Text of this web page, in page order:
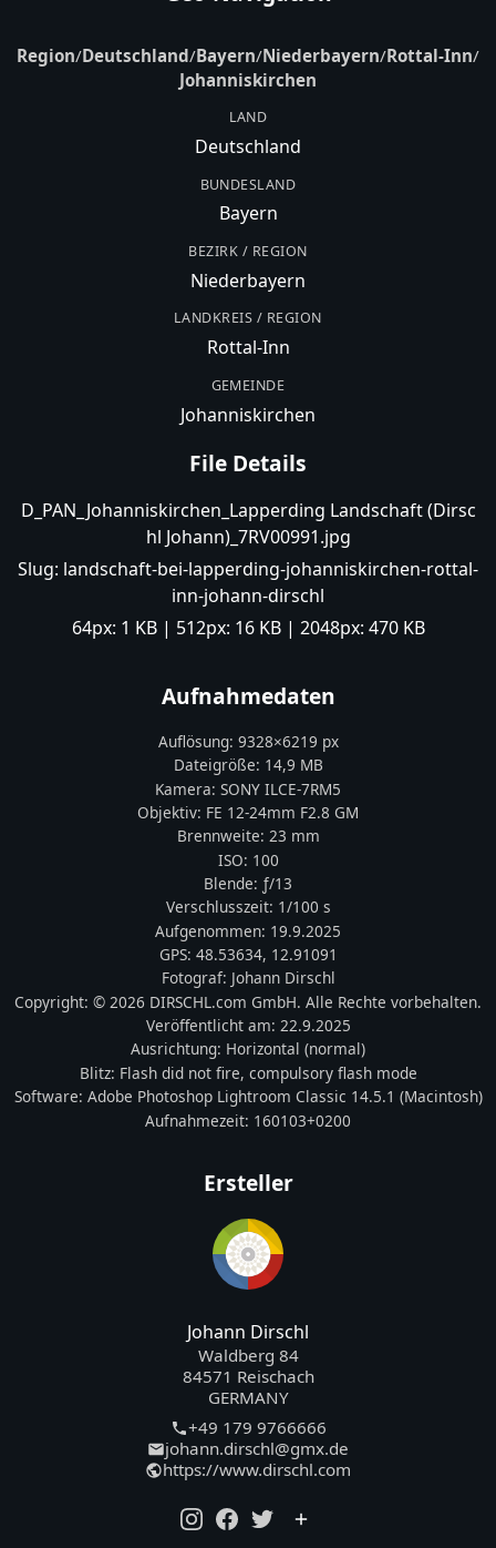
Region/Deutschland/Bayern/Niederbayern/Rottal-Inn/
Johanniskirchen
LAND
Deutschland
BUNDESLAND
Bayern
BEZIRK / REGION
Niederbayern
LANDKREIS / REGION
Rottal-Inn
GEMEINDE
Johanniskirchen
File Details
D_PAN_Johanniskirchen_Lapperding Landschaft (Dirsc
hl Johann)_7RV00991.jpg
Slug: landschaft-bei-lapperding-johanniskirchen-rottal-
inn-johann-dirschl
64px: 1 KB| 512px: 16 KB| 2048px: 470 KB
Aufnahmedaten
Auflösung: 9328×6219 px
Dateigröße: 14,9 MB
Kamera: SONY ILCE-7RM5
Objektiv: FE 12-24mm F2.8 GM
Brennweite: 23 mm
ISO: 100
Blende: ƒ/13
Verschlusszeit: 1/100 s
Aufgenommen: 19.9.2025
GPS: 48.53634, 12.91091
Fotograf: Johann Dirschl
Copyright: © 2026 DIRSCHL.com GmbH. Alle Rechte vorbehalten.
Veröffentlicht am: 22.9.2025
Ausrichtung: Horizontal (normal)
Blitz: Flash did not fire, compulsory flash mode
Software: Adobe Photoshop Lightroom Classic 14.5.1 (Macintosh)
Aufnahmezeit: 160103+0200
Ersteller
Johann Dirschl
Waldberg 84
84571 Reischach
GERMANY
+49 179 9766666
johann.dirschl@gmx.de
https://www.dirschl.com